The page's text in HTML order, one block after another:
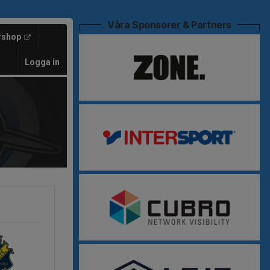
Logga in
Våra Sponsorer & Partners